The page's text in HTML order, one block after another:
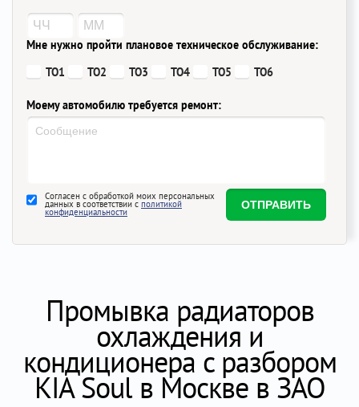
Мне нужно пройти плановое техническое обслуживание:
ТО1
ТО2 ТО3 ТО4 ТО5 ТО6
Моему автомобилю требуется ремонт:
Согласен с обработкой моих персональных
данных в соответствии с политикой
конфиденциальности
Промывка радиаторов
охлаждения и
кондиционера c разбором
KIA Soul в Москве в ЗАО